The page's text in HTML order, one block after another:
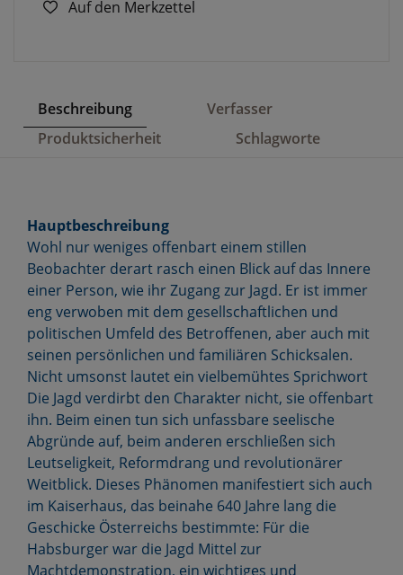
Auf den Merkzettel
Beschreibung
Verfasser
Produktsicherheit
Schlagworte
Hauptbeschreibung
Wohl nur weniges offenbart einem stillen
Beobachter derart rasch einen Blick auf das Innere
einer Person, wie ihr Zugang zur Jagd. Er ist immer
eng verwoben mit dem gesellschaftlichen und
politischen Umfeld des Betroffenen, aber auch mit
seinen persönlichen und familiären Schicksalen.
Nicht umsonst lautet ein vielbemühtes Sprichwort
Die Jagd verdirbt den Charakter nicht, sie offenbart
ihn. Beim einen tun sich unfassbare seelische
Abgründe auf, beim anderen erschließen sich
Leutseligkeit, Reformdrang und revolutionärer
Weitblick. Dieses Phänomen manifestiert sich auch
im Kaiserhaus, das beinahe 640 Jahre lang die
Geschicke Österreichs bestimmte: Für die
Habsburger war die Jagd Mittel zur
Machtdemonstration, ein wichtiges und